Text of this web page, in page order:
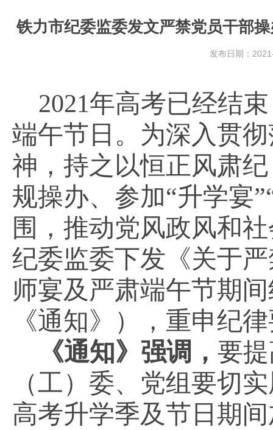
铁力市纪委监委发文严禁党员干部
发布日期：
2021年高考已经结
端午节日。为深入贯
神，持之以恒正风肃
规操办、参加“升学宴
围，推动党风政风和
纪委监委下发《关于
师宴及严肃端午节期
《通知》），重申纪
《通知》强调， 要
（工）委、党组要切
高考升学季及节日期